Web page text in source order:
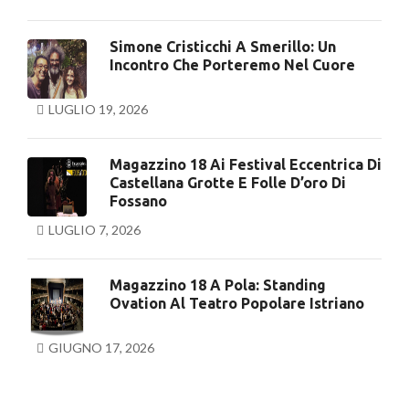
Simone Cristicchi A Smerillo: Un
Incontro Che Porteremo Nel Cuore
LUGLIO 19, 2026
Magazzino 18 Ai Festival Eccentrica Di
Castellana Grotte E Folle D’oro Di
Fossano
LUGLIO 7, 2026
Magazzino 18 A Pola: Standing
Ovation Al Teatro Popolare Istriano
GIUGNO 17, 2026